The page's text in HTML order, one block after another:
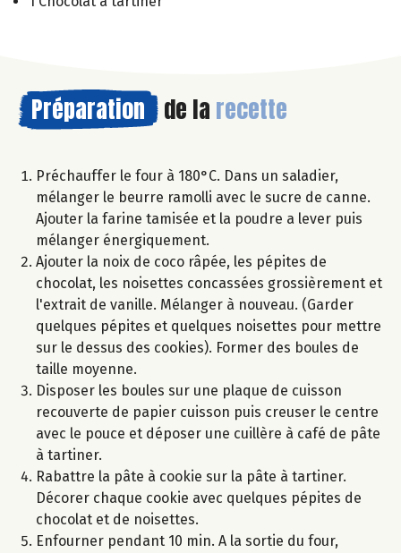
Préparation de la recette
Préchauffer le four à 180°C. Dans un saladier,
mélanger le beurre ramolli avec le sucre de canne.
Ajouter la farine tamisée et la poudre a lever puis
mélanger énergiquement.
Ajouter la noix de coco râpée, les pépites de
chocolat, les noisettes concassées grossièrement et
l'extrait de vanille. Mélanger à nouveau. (Garder
quelques pépites et quelques noisettes pour mettre
sur le dessus des cookies). Former des boules de
taille moyenne.
Disposer les boules sur une plaque de cuisson
recouverte de papier cuisson puis creuser le centre
avec le pouce et déposer une cuillère à café de pâte
à tartiner.
Rabattre la pâte à cookie sur la pâte à tartiner.
Décorer chaque cookie avec quelques pépites de
chocolat et de noisettes.
Enfourner pendant 10 min. A la sortie du four,